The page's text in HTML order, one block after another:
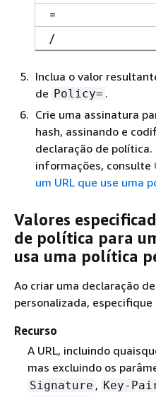
=
/
Inclua o valor
de Policy= .
Crie uma assinatura
hash, assinando e
declaração de política.
informações, consulte
um URL que use uma
Valores
de política para
usa uma política
Ao criar uma declaração
personalizada, especifique
Recurso
A URL, incluindo
mas excluindo os
Signature , Key-